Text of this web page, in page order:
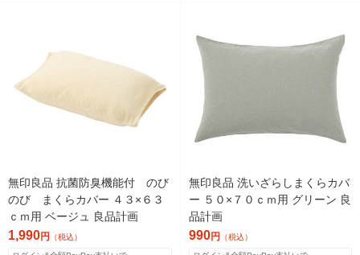
無印良品 抗菌防臭機能付 のび
のび まくらカバー ４３×６３
ｃｍ用 ベージュ 良品計画
1,990円 （税込）
無印良品 洗いざらしまくらカバ
ー ５０×７０ｃｍ用 グリーン 良
品計画
990円 （税込）